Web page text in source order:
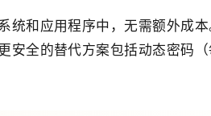
和应用程序中，无需额外成
全的替代方案包括动态密码